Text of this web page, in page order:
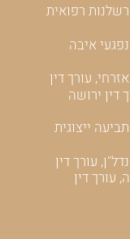
רשלנות רפואית
איבה
עורך דין
דין ירושה
ייצוגית
עורך דין
עורך דין